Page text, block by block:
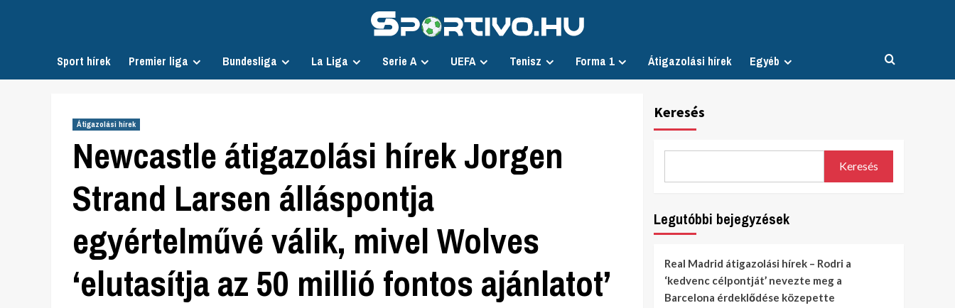
Sport hírek Premier liga Bundesliga La Liga Serie A UEFA Tenisz Forma 1 Átigazolási hírek Egyéb
Átigazolási hírek
Newcastle átigazolási hírek Jorgen
Strand Larsen álláspontja
egyértelművé válik, mivel Wolves
‘elutasítja az 50 millió fontos ajánlatot’
Keresés
Keresés
Legutóbbi bejegyzések
Real Madrid átigazolási hírek – Rodri a
‘kedvenc célpontját’ nevezte meg a
Barcelona érdeklődése közepette